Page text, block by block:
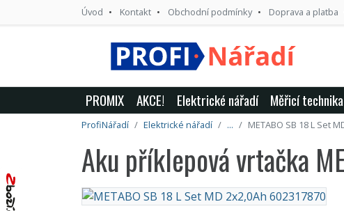
Úvod Kontakt Obchodní podmínky Doprava a platba
PROMIX AKCE! Elektrické nářadí Měřicí technika
ProfiNářadí Elektrické nářadí ... METABO SB 18 L Set
Aku příklepová vrtačka